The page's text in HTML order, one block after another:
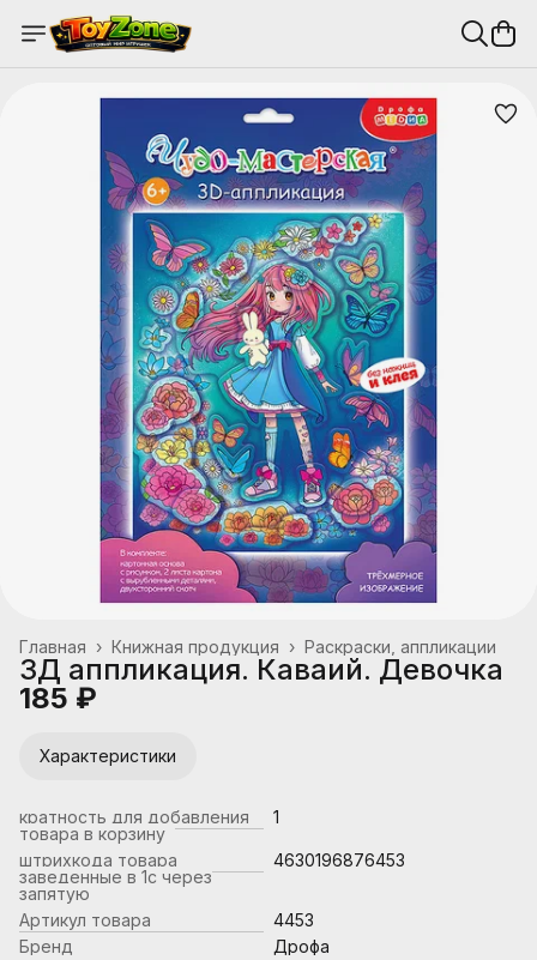
Раскраски, аппликации
Книжная продукция ›
Главная ›
3Д аппликация. Каваий. Девочка
185 ₽
Характеристики
кратность для добавления
товара в корзину
1
штрихкода товара
заведенные в 1с через
запятую
4630196876453
Артикул товара
4453
Бренд
Дрофа